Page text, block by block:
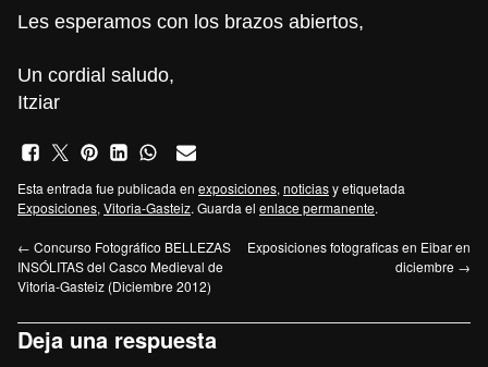
Les esperamos con los brazos abiertos,
Un cordial saludo,
Itziar
Esta entrada fue publicada en exposiciones, noticiasy etiquetada
Exposiciones, Vitoria-Gasteiz. Guarda el enlace permanente.
← Concurso Fotográfico BELLEZAS
INSÓLITAS del Casco Medieval de
Vitoria-Gasteiz (Diciembre 2012)
Exposiciones fotograficas en Eibar en
diciembre →
Deja una respuesta